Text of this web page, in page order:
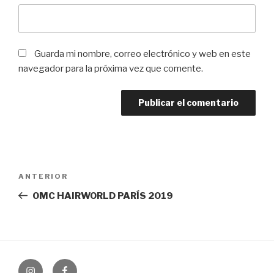
Guarda mi nombre, correo electrónico y web en este
navegador para la próxima vez que comente.
Entrada
anterior:
ANTERIOR
OMC HAIRWORLD PARÍS 2019
InstagramFacebook